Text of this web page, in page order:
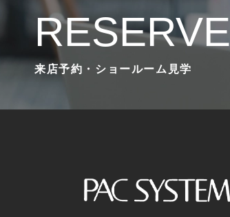
RESERVE
来店予約・ショールーム見学